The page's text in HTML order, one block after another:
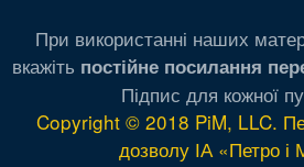
При використанні наших
вкажіть постійне посилання
Підпис для кожної
Copyright © 2018 PiM, LLC.
дозволу ІА «Петро і